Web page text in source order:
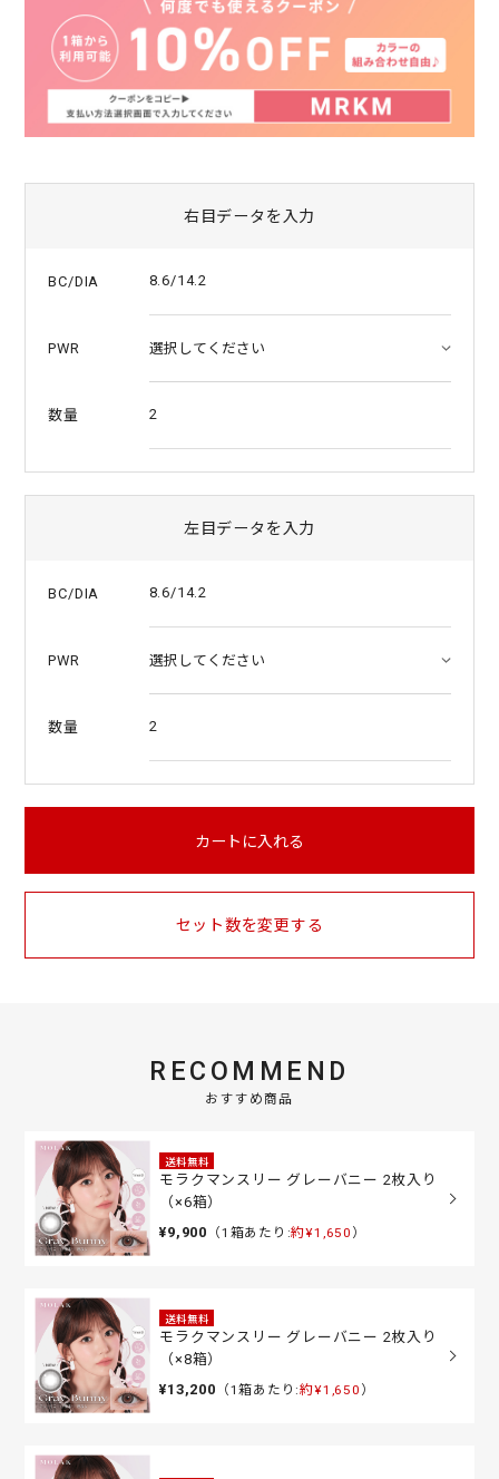
r
t
n
g
右目データを入力
BC/DIA 8.6/14.2
PWR
数量 2
左目データを入力
BC/DIA 8.6/14.2
PWR
数量 2
カートに入れる
セット数を変更する
RECOMMEND
おすすめ商品
送料無料
モラクマンスリー グレーバニー 2枚入り
（×6箱）
¥9,900 （1箱あたり:約¥1,650 ）
送料無料
モラクマンスリー グレーバニー 2枚入り
（×8箱）
¥13,200 （1箱あたり:約¥1,650 ）